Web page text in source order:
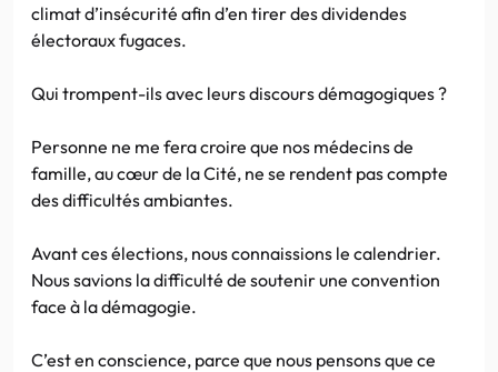
climat d’insécurité afin d’en tirer des dividendes
électoraux fugaces.
Qui trompent-ils avec leurs discours démagogiques ?
Personne ne me fera croire que nos médecins de
famille, au cœur de la Cité, ne se rendent pas compte
des difficultés ambiantes.
Avant ces élections, nous connaissions le calendrier.
Nous savions la difficulté de soutenir une convention
face à la démagogie.
C’est en conscience, parce que nous pensons que ce